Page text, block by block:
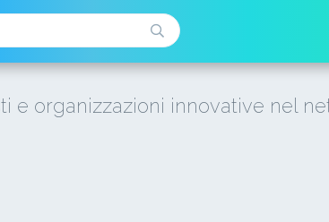
e organizzazioni innovative nel